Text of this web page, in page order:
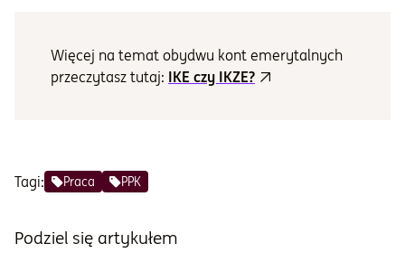
Więcej na temat obydwu kont emerytalnych
przeczytasz tutaj: IKE czy IKZE?
Tagi: Praca PPK
Podziel się artykułem